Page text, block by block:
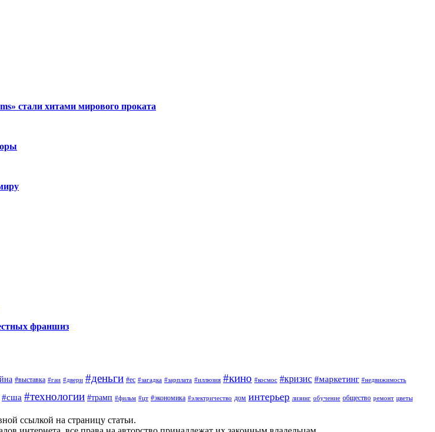
стали хитами мирового проката
франшиз
#выставка #гаи #двери #деньги #ес #загадка #зарплата #иллюзия #кино #космос #кризис #маркетинг #недвижимость
#сша #технологии #трамп #фильм #цт #экономика #электричество дом интерьер лизинг обучение общество ремонт цветы
ссылкой на страницу статьи.